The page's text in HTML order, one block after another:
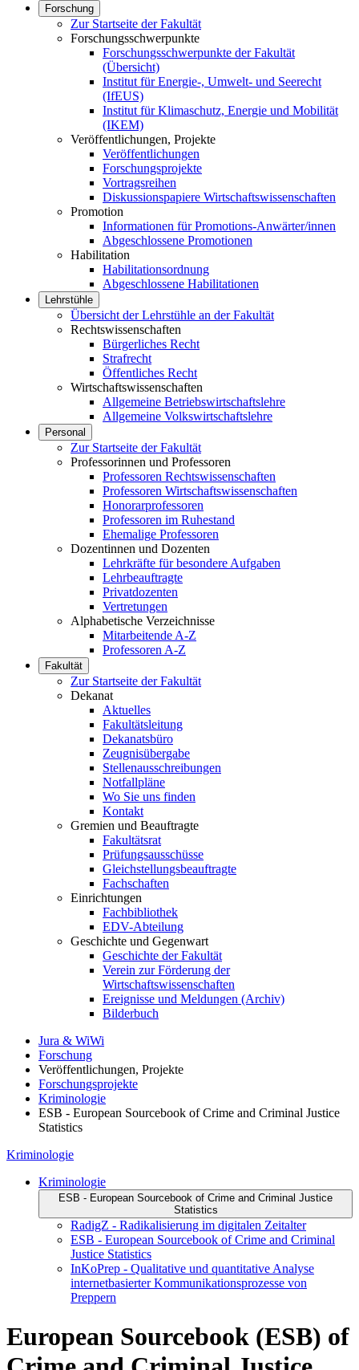
Forschung
Zur Startseite der Fakultät
Forschungsschwerpunkte
Forschungsschwerpunkte der Fakultät
(Übersicht)
Institut für Energie-, Umwelt- und Seerecht
(IfEUS)
Institut für Klimaschutz, Energie und Mobilität
(IKEM)
Veröffentlichungen, Projekte
Veröffentlichungen
Forschungsprojekte
Vortragsreihen
Diskussionspapiere Wirtschaftswissenschaften
Promotion
Informationen für Promotions-Anwärter/innen
Abgeschlossene Promotionen
Habilitation
Habilitationsordnung
Abgeschlossene Habilitationen
Lehrstühle
Übersicht der Lehrstühle an der Fakultät
Rechtswissenschaften
Bürgerliches Recht
Strafrecht
Öffentliches Recht
Wirtschaftswissenschaften
Allgemeine Betriebswirtschaftslehre
Allgemeine Volkswirtschaftslehre
Personal
Zur Startseite der Fakultät
Professorinnen und Professoren
Professoren Rechtswissenschaften
Professoren Wirtschaftswissenschaften
Honorarprofessoren
Professoren im Ruhestand
Ehemalige Professoren
Dozentinnen und Dozenten
Lehrkräfte für besondere Aufgaben
Lehrbeauftragte
Privatdozenten
Vertretungen
Alphabetische Verzeichnisse
Mitarbeitende A-Z
Professoren A-Z
Fakultät
Zur Startseite der Fakultät
Dekanat
Aktuelles
Fakultätsleitung
Dekanatsbüro
Zeugnisübergabe
Stellenausschreibungen
Notfallpläne
Wo Sie uns finden
Kontakt
Gremien und Beauftragte
Fakultätsrat
Prüfungsausschüsse
Gleichstellungsbeauftragte
Fachschaften
Einrichtungen
Fachbibliothek
EDV-Abteilung
Geschichte und Gegenwart
Geschichte der Fakultät
Verein zur Förderung der
Wirtschaftswissenschaften
Ereignisse und Meldungen (Archiv)
Bilderbuch
Jura & WiWi
Forschung
Veröffentlichungen, Projekte
Forschungsprojekte
Kriminologie
ESB - European Sourcebook of Crime and Criminal Justice
Statistics
Kriminologie
Kriminologie
ESB - European Sourcebook of Crime and Criminal Justice
Statistics
RadigZ - Radikalisierung im digitalen Zeitalter
ESB - European Sourcebook of Crime and Criminal
Justice Statistics
InKoPrep - Qualitative und quantitative Analyse
internetbasierter Kommunikationsprozesse von
Preppern
European Sourcebook (ESB) of